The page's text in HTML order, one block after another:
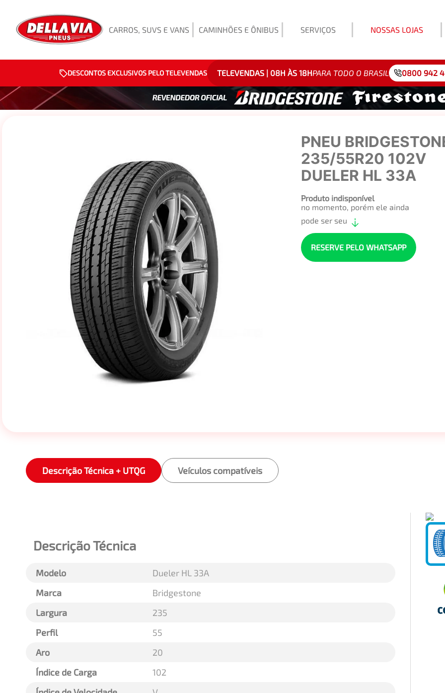
CARROS, SUVS E VANS CAMINHÕES E ÔNIBUS SERVIÇOS NOSSAS LOJAS
DESCONTOS EXCLUSIVOS PELO TELEVENDAS TELEVENDAS | 08H ÀS 18HPARA TODO O BRASIL 0800 942
PNEU
235/55R20 102V
DUELER HL 33A
Produto indisponível
no momento, porém ele ainda
pode ser seu
RESERVE PELO WHATSAPP
Descrição Técnica + UTQG Veículos compatíveis
Descrição Técnica
Modelo
Dueler HL 33A
Marca
Bridgestone
Largura
235
Perfil
55
Aro
20
Índice de Carga
102